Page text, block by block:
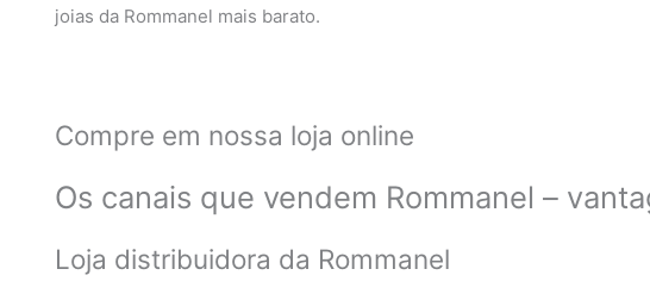
joias da Rommanel mais barato.
Compre em nossa loja online
Os canais que vendem Rommanel –
Loja distribuidora da Rommanel